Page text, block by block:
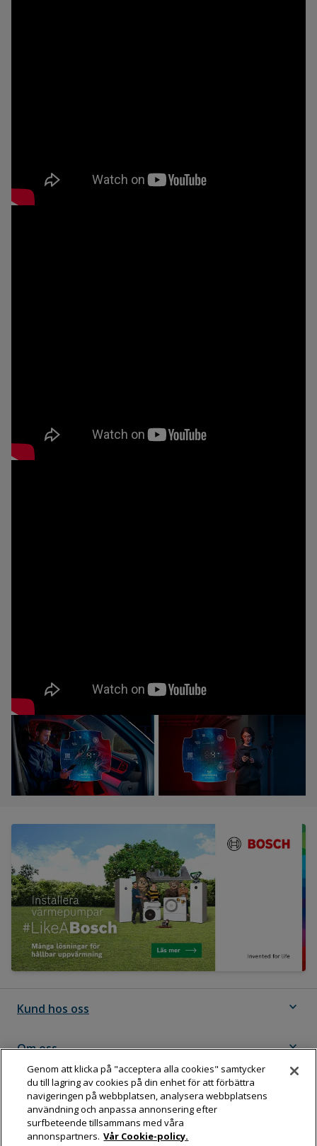
Kund hos oss expand_more
Om oss expand_more
Följ Dahl
Genom att klicka på "acceptera alla cookies" samtycker
du till lagring av cookies på din enhet för att förbättra
navigeringen på webbplatsen, analysera webbplatsens
användning och anpassa annonsering efter
surfbeteende tillsammans med våra
annonspartners. Vår Cookie-policy.